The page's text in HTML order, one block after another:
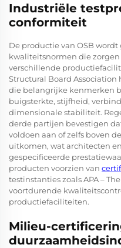
Industriële
conformiteit
De productie van OSB
kwaliteitsnormen die zorgen
verschillende
Structural Board
die belangrijke kenmerken
buigsterkte, stijfheid,
dimensionale stabiliteit.
derde partijen bevestigen
voldoen aan of zelfs boven
uitkomen, wat architecten
gespecificeerde
producten voorzien van
testinstanties zoals APA –
voortdurende
productiefaciliteiten.
Milieu-